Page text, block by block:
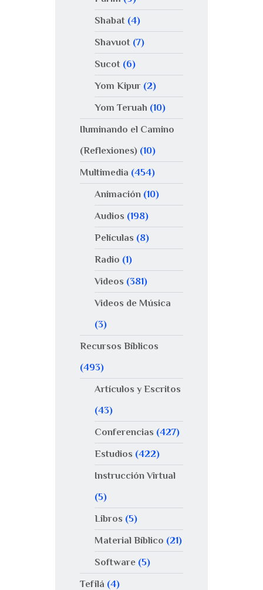
Shabat(4)
Shavuot(7)
Sucot(6)
Yom Kipur(2)
Yom Teruah (10)
Iluminando el Camino
(Reflexiones) (10)
Multimedia (454)
Animación(10)
Audios (198)
Películas (8)
Radio (1)
Videos (381)
Videos de Música
(3)
Recursos Bíblicos
(493)
Artículos y Escritos
(43)
Conferencias (427)
Estudios (422)
Instrucción Virtual
(5)
Libros (5)
Material Bíblico (21)
Software(5)
Tefilá (4)